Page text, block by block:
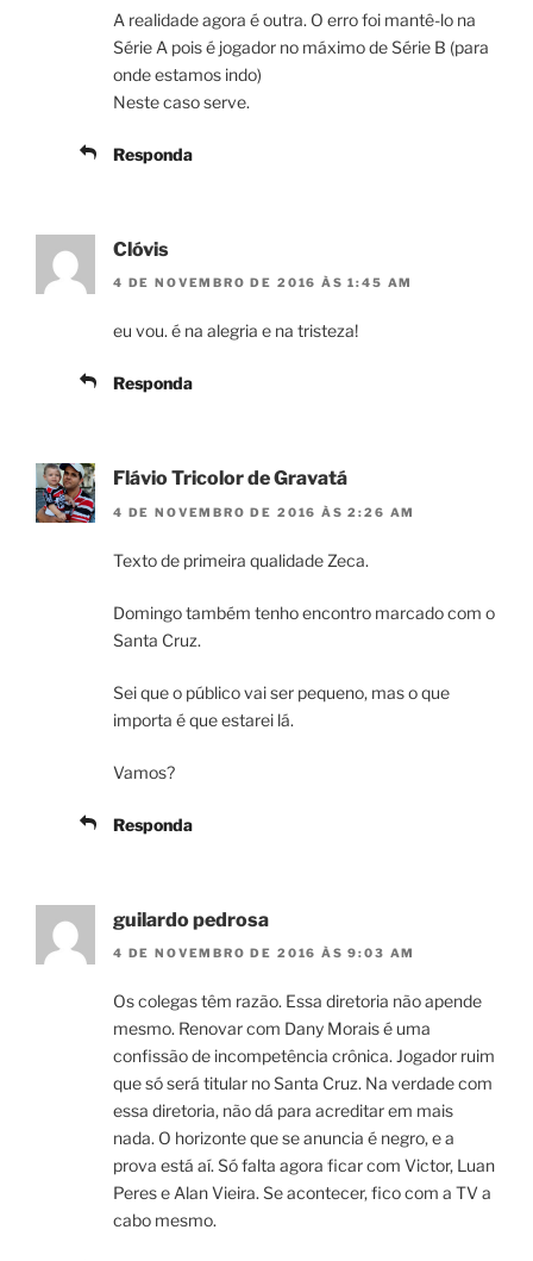
A realidade agora é outra. O erro foi mantê-lo na
Série A pois é jogador no máximo de Série B (para
onde estamos indo)
Neste caso serve.
Responda
Clóvis
4 DE NOVEMBRO DE 2016 ÀS 1:45 AM
eu vou. é na alegria e na tristeza!
Responda
Flávio Tricolor de Gravatá
4 DE NOVEMBRO DE 2016 ÀS 2:26 AM
Texto de primeira qualidade Zeca.
Domingo também tenho encontro marcado com o
Santa Cruz.
Sei que o público vai ser pequeno, mas o que
importa é que estarei lá.
Vamos?
Responda
guilardo pedrosa
4 DE NOVEMBRO DE 2016 ÀS 9:03 AM
Os colegas têm razão. Essa diretoria não apende
mesmo. Renovar com Dany Morais é uma
confissão de incompetência crônica. Jogador ruim
que só será titular no Santa Cruz. Na verdade com
essa diretoria, não dá para acreditar em mais
nada. O horizonte que se anuncia é negro, e a
prova está aí. Só falta agora ficar com Victor, Luan
Peres e Alan Vieira. Se acontecer, fico com a TV a
cabo mesmo.